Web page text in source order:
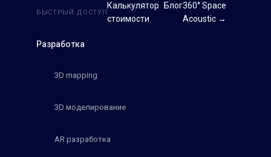
Разработка
3D mapping
3D моделирование
AR разработка
БЫСТРЫЙ ДОСТУП
Калькулятор
стоимости
Блог360° Space
Acoustic →